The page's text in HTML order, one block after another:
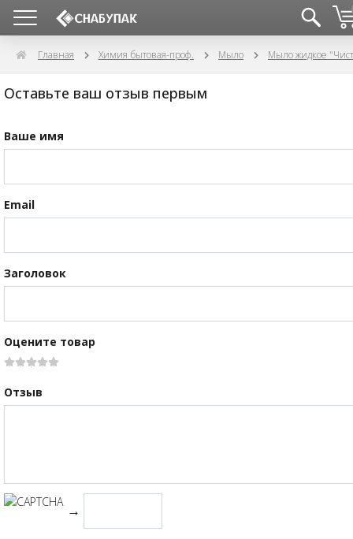
Главная Химия бытовая-проф. Мыло Мыло жидкое
Оставьте ваш отзыв первым
Ваше имя
Email
Заголовок
Оцените товар
Отзыв
→